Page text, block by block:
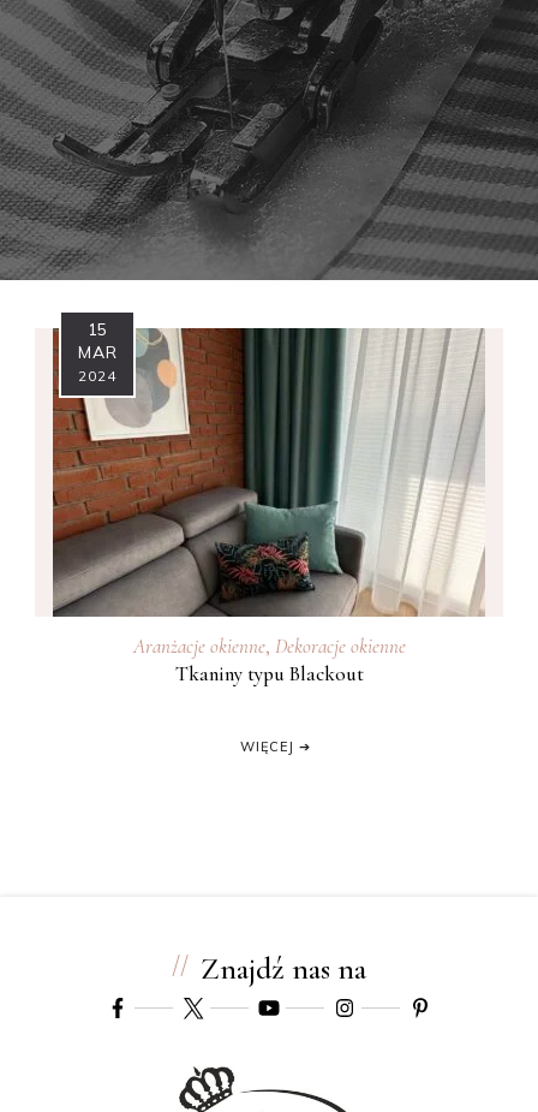
15
MAR
2024
Aranżacje okienne, Dekoracje okienne
Tkaniny typu Blackout
WIĘCEJ ➔
Znajdź nas na